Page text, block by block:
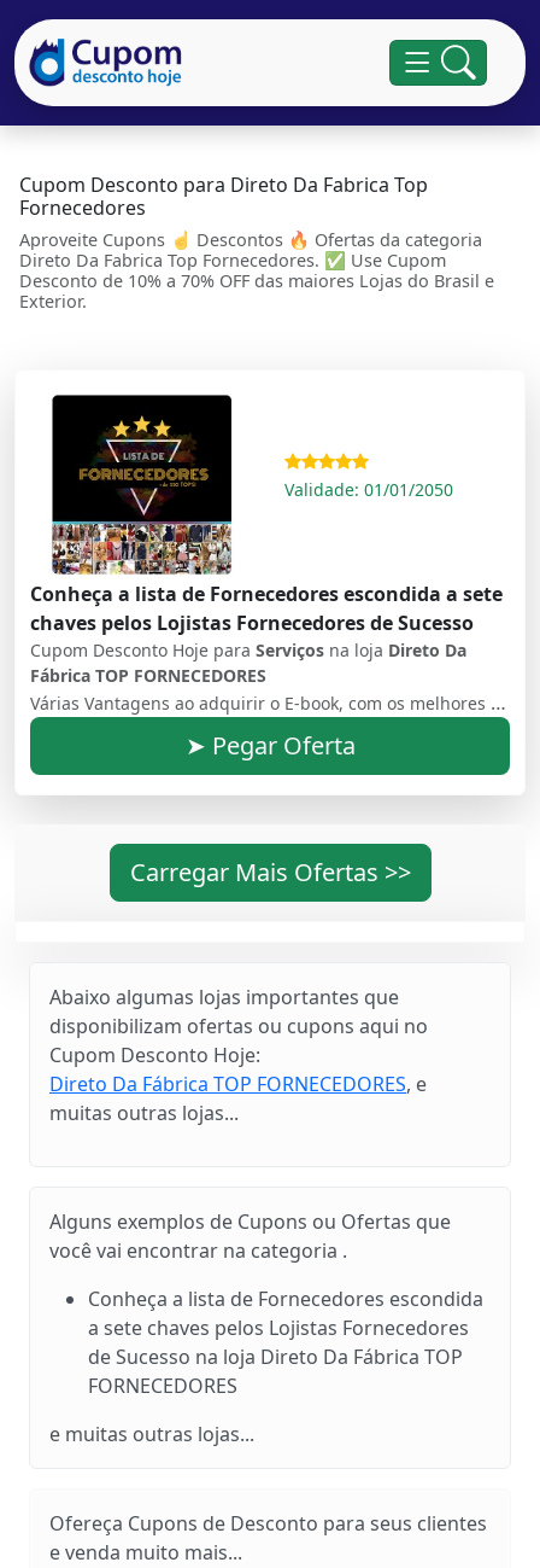
Cupom Desconto para Direto Da Fabrica Top
Fornecedores
Aproveite Cupons ☝ Descontos 🔥 Ofertas da categoria
Direto Da Fabrica Top Fornecedores. ✅ Use Cupom
Desconto de 10% a 70% OFF das maiores Lojas do Brasil e
Exterior.
Validade: 01/01/2050
Conheça a lista de Fornecedores escondida a sete
chaves pelos Lojistas Fornecedores de Sucesso
Cupom Desconto Hoje para Serviços na loja Direto Da
Fábrica TOP FORNECEDORES
Várias Vantagens ao adquirir o E-book, com os melhores fornecedores do Brasil!
➤ Pegar Oferta
Carregar Mais Ofertas >>
Abaixo algumas lojas importantes que
disponibilizam ofertas ou cupons aqui no
Cupom Desconto Hoje:
Direto Da Fábrica TOP FORNECEDORES, e
muitas outras lojas...
Alguns exemplos de Cupons ou Ofertas que
você vai encontrar na categoria .
Conheça a lista de Fornecedores escondida
a sete chaves pelos Lojistas Fornecedores
de Sucesso na loja Direto Da Fábrica TOP
FORNECEDORES
e muitas outras lojas...
Ofereça Cupons de Desconto para seus clientes
e venda muito mais...